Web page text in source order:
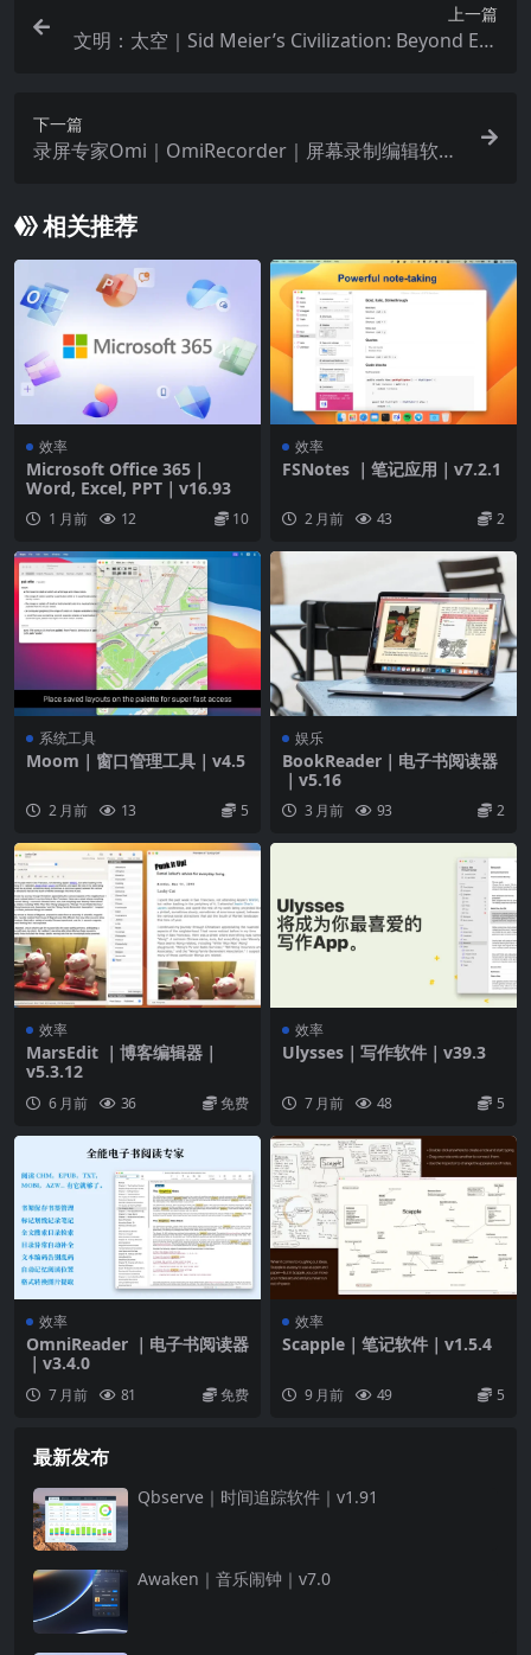
上一篇
文明：太空｜Sid Meier’s Civilization: Beyond Ear
下一篇
录屏专家Omi｜OmiRecorder｜屏幕录制编辑软件
相关推荐
效率
Microsoft Office 365｜
Word, Excel, PPT｜v16.93
1 月前 12 10
效率
FSNotes ｜笔记应用｜v7.2.1
2 月前 43 2
系统工具
Moom｜窗口管理工具｜v4.5
2 月前 13 5
娱乐
BookReader｜电子书阅读器
｜v5.16
3 月前 93 2
效率
MarsEdit ｜博客编辑器｜
v5.3.12
6 月前 36 免费
效率
Ulysses｜写作软件｜v39.3
7 月前 48 5
效率
OmniReader ｜电子书阅读器
｜v3.4.0
7 月前 81 免费
效率
Scapple｜笔记软件｜v1.5.4
9 月前 49 5
最新发布
Qbserve｜时间追踪软件｜v1.91
Awaken｜音乐闹钟｜v7.0